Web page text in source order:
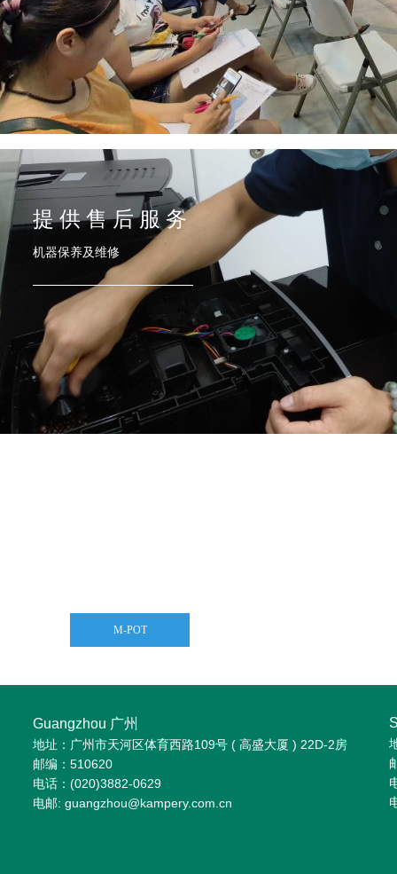
提 供 售 后 服 务
机器保养及维修
M-POT
Guangzhou 广州
地址：广州市天河区体育西路109号 ( 高盛大厦 ) 22D-2房
邮编：510620
电话：(020)3882-0629
电邮: guangzhou@kampery.com.cn